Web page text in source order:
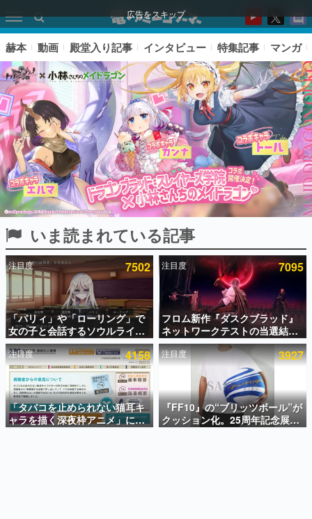
広告をスキップ
ピックアップ
電ファミのいま読まれている記事ランキング
アプリセール情報
インタビュー
連載・特集一覧
殿堂入り記事
SNS拡散数が数千以上！ ページビュー数万以上！ などな
ど。多くの人々に読まれた、電ファミ渾身の“殿堂入り”記
事をまとめました。
赫本 動画 殿堂入り記事 インタビュー 特集記事 マンガ
いま読まれている記事
注目度 7502
「パリィ」や「ローリング」で
女の子と会話するソウルライク
恋愛ゲーム『小早川さんはソウ
ルライク』無料公開。返事に失
敗すると「YOU DIED」
注目度 7095
フロム新作『ダスクブラッド』
ネットワークテストの当選結果
が8月7日22時に発表。応募サイ
トのマイページから確認可能、
テスト実施は8月21日～24日
注目度 4158
「タバコを止められない猫耳キ
ャラを描く深夜枠アニメ」に視
聴者の一部から批判意見。違法
注目度 3927
『FF10』の“ブリッツボール”が
クッション化。25周年記念展
「FINAL FANTASY X